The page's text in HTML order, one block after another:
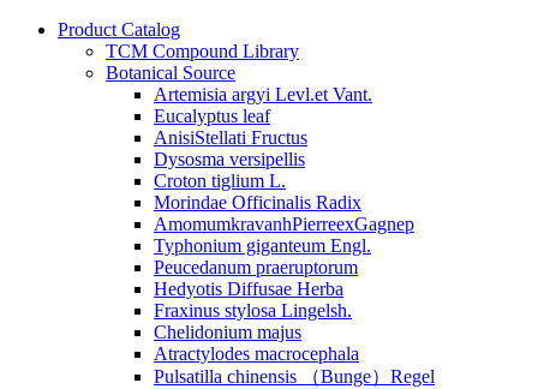
Product Catalog
TCM Compound Library
Botanical Source
Artemisia argyi Levl.et Vant.
Eucalyptus leaf
AnisiStellati Fructus
Dysosma versipellis
Croton tiglium L.
Morindae Officinalis Radix
AmomumkravanhPierreexGagnep
Typhonium giganteum Engl.
Peucedanum praeruptorum
Hedyotis Diffusae Herba
Fraxinus stylosa Lingelsh.
Chelidonium majus
Atractylodes macrocephala
Pulsatilla chinensis （Bunge）Regel